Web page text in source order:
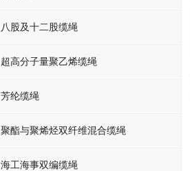
八股及十二股缆绳
超高分子量聚乙烯缆绳
芳纶缆绳
聚酯与聚烯烃双纤维混合缆绳
海工海事双编缆绳